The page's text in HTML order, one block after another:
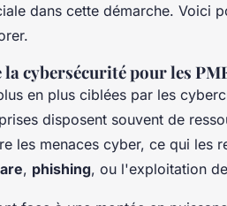
dans cette démarche. Voici
cybersécurité pour les
en plus ciblées par les
disposent souvent de
les menaces cyber, ce qui les
, phishing, ou l'exploitation